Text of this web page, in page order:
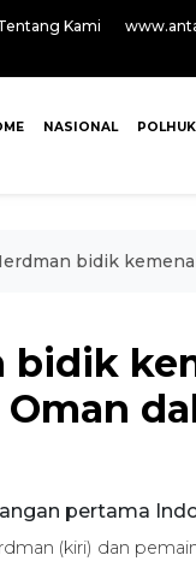
Kami
NASIONAL
bidik
bidik
(kiri) dan